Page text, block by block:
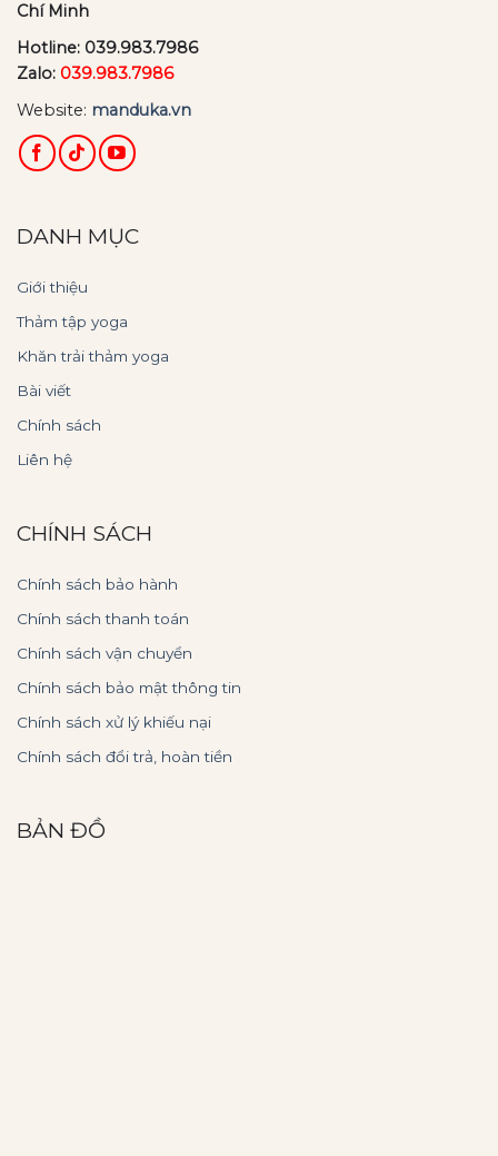
Chí Minh
Hotline: 039.983.7986
Zalo: 039.983.7986
Website: manduka.vn
DANH MỤC
Giới thiệu
Thảm tập yoga
Khăn trải thảm yoga
Bài viết
Chính sách
Liên hệ
CHÍNH SÁCH
Chính sách bảo hành
Chính sách thanh toán
Chính sách vận chuyển
Chính sách bảo mật thông tin
Chính sách xử lý khiếu nại
Chính sách đổi trả, hoàn tiền
BẢN ĐỒ